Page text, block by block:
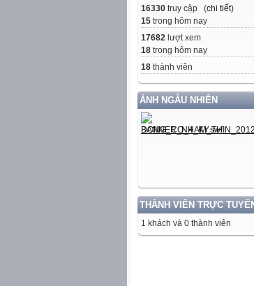
16330 truy cập (chi tiết)
15 trong hôm nay
17682 lượt xem
18 trong hôm nay
18 thành viên
ẢNH NGẪU NHIÊN
THÀNH VIÊN TRỰC
1 khách và 0 thành viên